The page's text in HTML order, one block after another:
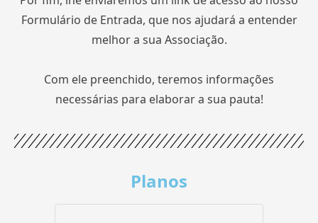
Formulário de Entrada, que nos ajudará a entender
melhor a sua Associação.
Com ele preenchido, teremos informações
necessárias para elaborar a sua pauta!
Planos